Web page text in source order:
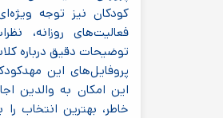
کودکان نیز توجه ویژه‌ای دارند. تصاویر
فعالیت‌های روزانه، نظرات والدین
توضیحات دقیق درباره کلاس‌ها و
پروفایل‌های این مهدکودک‌ها قابل
این امکان به والدین اجازه می‌دهد تا
خاطر، بهترین انتخاب را برای شروع